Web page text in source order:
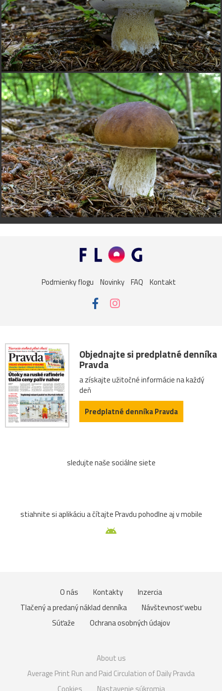
Podmienky flogu Novinky FAQ Kontakt
Objednajte si predplatné denníka
Pravda
a získajte užitočné informácie na každý
deň
Predplatné denníka Pravda
sledujte naše sociálne siete
stiahnite si aplikáciu a čítajte Pravdu pohodlne aj v mobile
O nás Kontakty
Inzercia
Tlačený a predaný náklad denníka
Návštevnosť webu
Súťaže
Ochrana osobných údajov
About us
Average Print Run and Paid Circulation of Daily Pravda